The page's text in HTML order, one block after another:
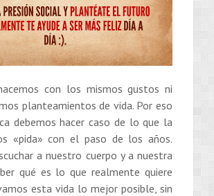
con los mismos gustos ni
planteamientos de vida. Por eso
debemos hacer caso de lo que la
«pida» con el paso de los años.
a nuestro cuerpo y a nuestra
qué es lo que realmente quiere
esta vida lo mejor posible, sin